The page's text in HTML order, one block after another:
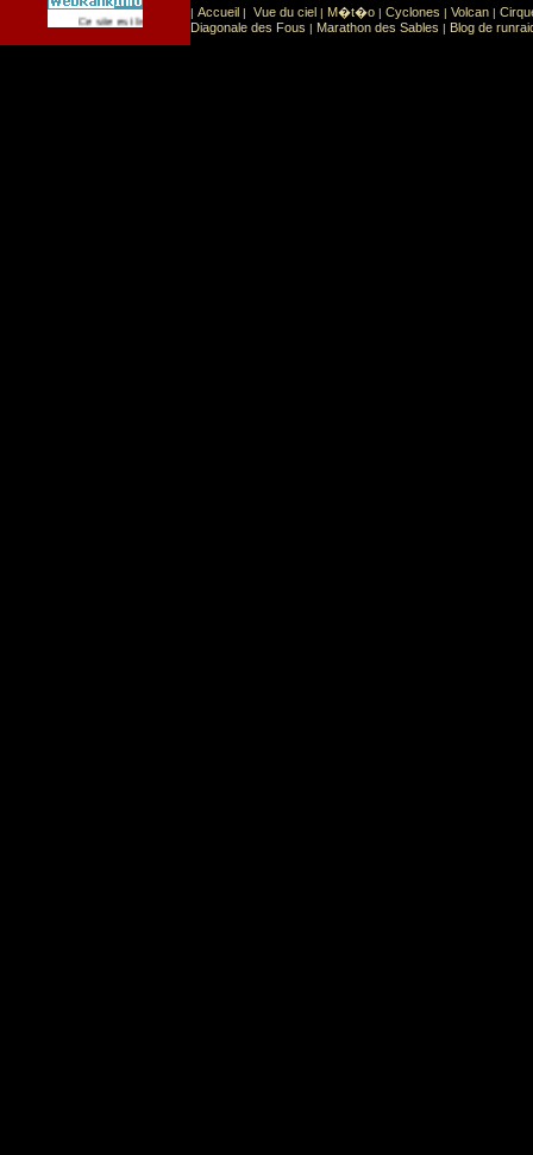
Ce site est list� dans la cat�gorie Sport Sports extr�mes
| Accueil | Vue du ciel | M�t�o | Cyclones | Volcan |
Diagonale des Fous | Marathon des Sables | Blog de